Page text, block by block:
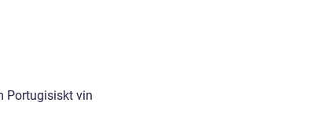
Portugisiskt vin